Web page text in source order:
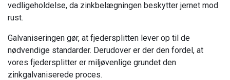
vedligeholdelse, da zinkbelægningen beskytter jernet mod
rust.
Galvaniseringen gør, at fjedersplitten lever op til de
nødvendige standarder. Derudover er der den fordel, at
vores fjedersplitter er miljøvenlige grundet den
zinkgalvaniserede proces.